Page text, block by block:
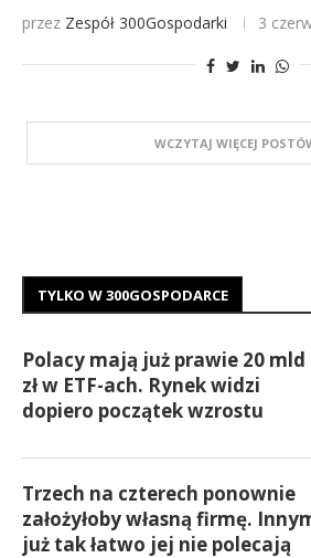
przez Zespół 300Gospodarki 3
WCZYTAJ WIĘCEJ
TYLKO W 300GOSPODARCE
Polacy mają już prawie 20 mld
zł w ETF-ach. Rynek widzi
dopiero początek wzrostu
Trzech na czterech ponownie
założyłoby własną firmę.
już tak łatwo jej nie polecają